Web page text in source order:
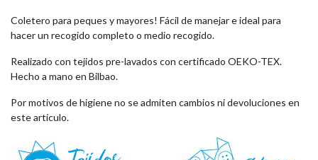
Coletero para peques y mayores! Fácil de manejar e ideal para
hacer un recogido completo o medio recogido.
Realizado con tejidos pre-lavados con certificado OEKO-TEX.
Hecho a mano en Bilbao.
Por motivos de higiene no se admiten cambios ni devoluciones en
este artículo.